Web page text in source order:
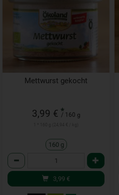
Mettwurst gekocht
3,99 € *
/ 160 g
160 g
Anzahl
3,99 €